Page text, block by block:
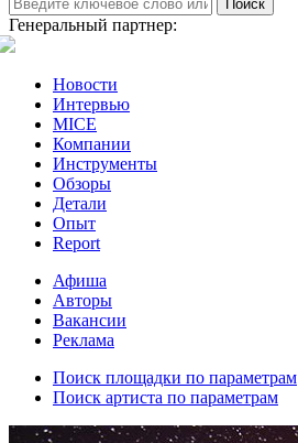
Поиск
Генеральный партнер:
Новости
Интервью
MICE
Компании
Инструменты
Обзоры
Детали
Опыт
Report
Афиша
Авторы
Вакансии
Реклама
Поиск площадки по параметрам
Поиск артиста по параметрам